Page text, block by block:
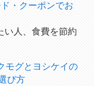
・クーポンでお
い人、食費を節約
モグとヨシケイの
び方